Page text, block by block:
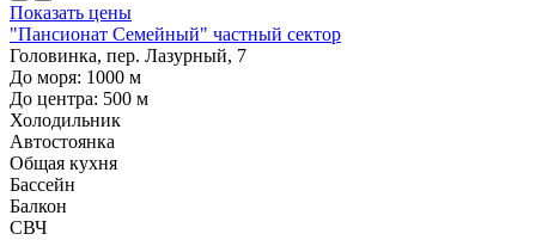
Показать цены
"Пансионат Семейный" частный сектор
Головинка, пер. Лазурный, 7
До моря: 1000 м
До центра: 500 м
Холодильник
Автостоянка
Общая кухня
Бассейн
Балкон
СВЧ